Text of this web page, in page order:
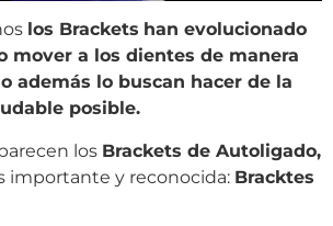
los Brackets han evolucionado
mover a los dientes de manera
además lo buscan hacer de la
posible.
los Brackets de Autoligado,
importante y reconocida: Bracktes